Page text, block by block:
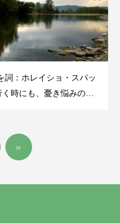
：ホレイショ・スパッ
時にも、憂き悩みの荒
も